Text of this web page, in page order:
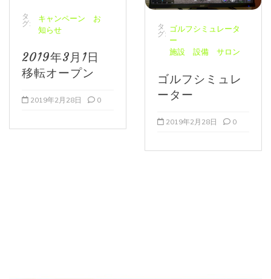
タ
グ:
キャンペーン お
知らせ
2019年3月1日
移転オープン
2019年2月28日 0
タ
グ:
ゴルフシミュレータ
ー
施設 設備 サロン
ゴルフシミュレ
ーター
2019年2月28日 0